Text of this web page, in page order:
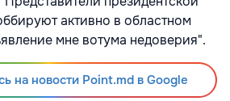
активно в областном
мне вотума недоверия".
на новости Point.md в Google